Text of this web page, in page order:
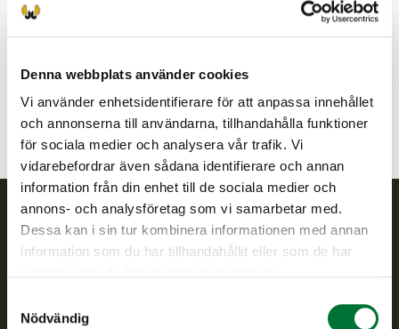
Denna webbplats använder cookies
Vi använder enhetsidentifierare för att anpassa innehållet
och annonserna till användarna, tillhandahålla funktioner
för sociala medier och analysera vår trafik. Vi
vidarebefordrar även sådana identifierare och annan
information från din enhet till de sociala medier och
annons- och analysföretag som vi samarbetar med.
Dessa kan i sin tur kombinera informationen med annan
information som du har tillhandahållit eller som de har
Nödvändig
parkano-karvia@rhy.riista.fi
Finlands viltcentral
jaktvårdsföreningarnas verksamhet, ser till att viltpolitiken
verkställs och svarar för de offentliga förvaltningsuppgifter